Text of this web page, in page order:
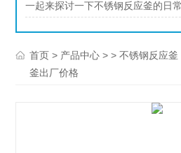
一起来探讨一下不锈钢反应釜的日
首页 > 产品中心 > >不锈钢反应釜
釜出厂价格